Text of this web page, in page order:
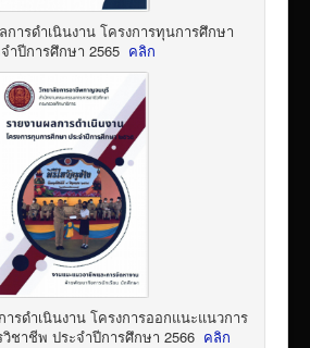
การดำเนินงาน โครงการทุนการศึกษา
ำปีการศึกษา 2565 คลิก
ารดำเนินงาน โครงการออกแนะแนวการ
ชาชีพ ประจำปีการศึกษา 2566 คลิก